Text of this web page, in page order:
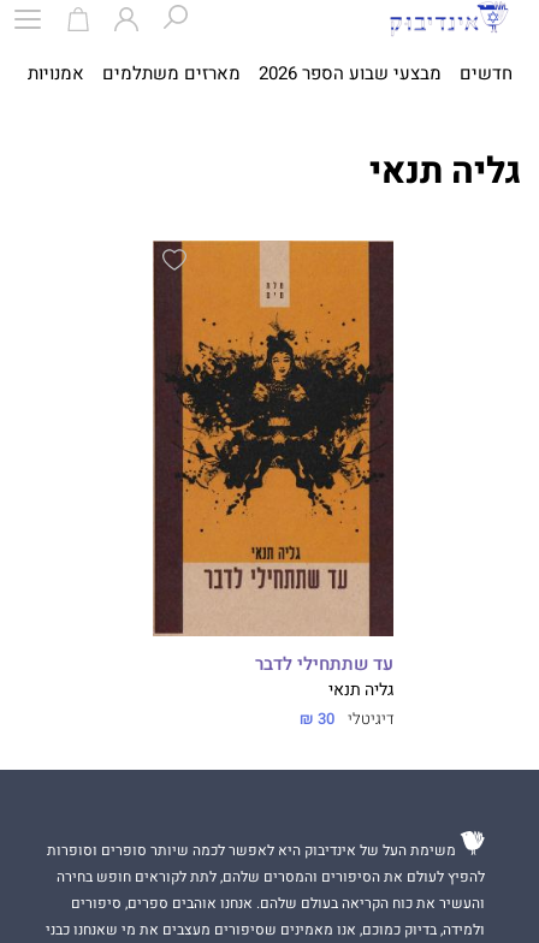
חדשים מבצעי שבוע הספר 2026 מארזים משתלמים אמנויות
גליה תנאי
עד שתתחילי לדבר
גליה תנאי
דיגיטלי 30 ₪
משימת העל של אינדיבוק היא לאפשר לכמה שיותר סופרים וסופרות
להפיץ לעולם את הסיפורים והמסרים שלהם, לתת לקוראים חופש בחירה
והעשיר את כוח הקריאה בעולם שלהם. אנחנו אוהבים ספרים, סיפורים
ולמידה, בדיוק כמוכם, אנו מאמינים שסיפורים מעצבים את מי שאנחנו כבני